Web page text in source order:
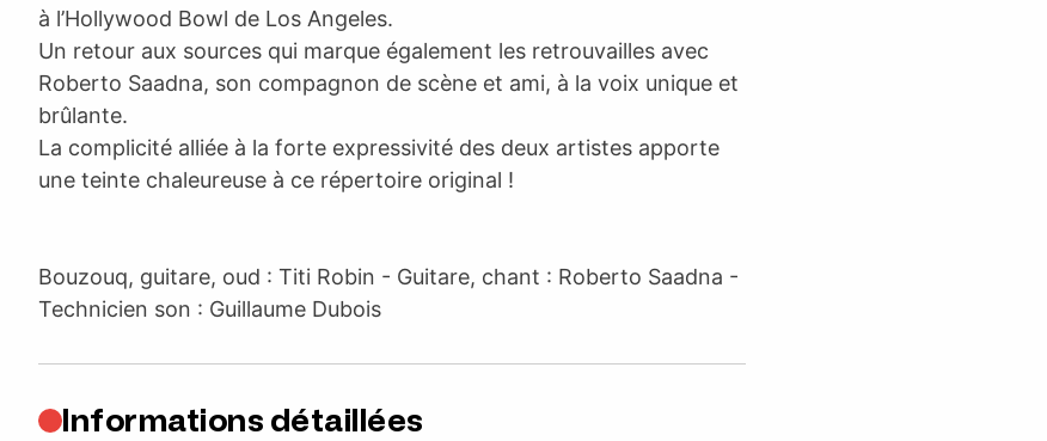
à l’Hollywood Bowl de Los Angeles.
Un retour aux sources qui marque également les retrouvailles avec
Roberto Saadna, son compagnon de scène et ami, à la voix unique et
brûlante.
La complicité alliée à la forte expressivité des deux artistes apporte
une teinte chaleureuse à ce répertoire original !
Bouzouq, guitare, oud : Titi Robin - Guitare, chant : Roberto Saadna -
Technicien son : Guillaume Dubois
Informations détaillées